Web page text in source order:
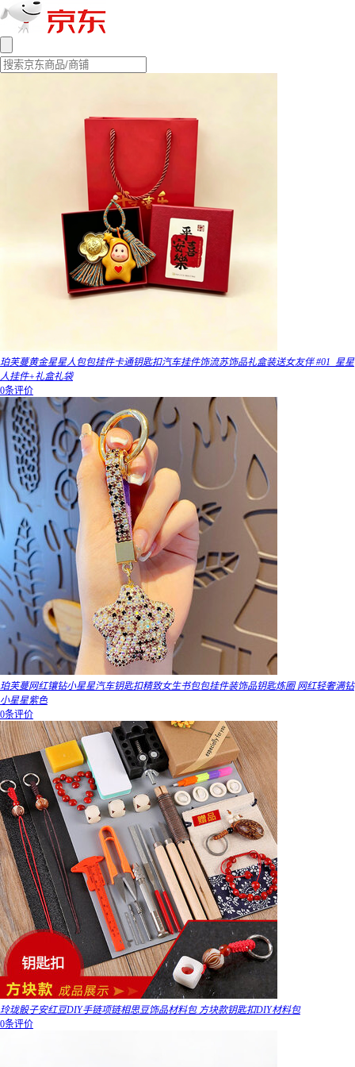
珀芙蔓黄金星星人包包挂件卡通钥匙扣汽车挂件饰流苏饰品礼盒装送女友伴 #01_星星
人挂件+礼盒礼袋
0条评价
珀芙蔓网红镶钻小星星汽车钥匙扣精致女生书包包挂件装饰品钥匙炼圈 网红轻奢满钻
小星星紫色
0条评价
玲珑骰子安红豆DIY手链项链相思豆饰品材料包 方块款钥匙扣DIY材料包
0条评价